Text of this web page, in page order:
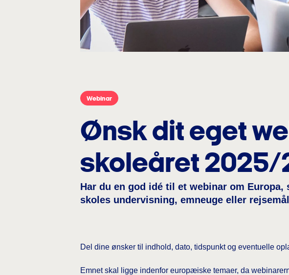
Webinar
Ønsk dit eget
skoleåret 2025/
Har du en god idé til et webinar om Europa,
skoles undervisning, emneuge eller
Del dine ønsker til indhold, dato, tidspunkt og eventuelle
Emnet skal ligge indenfor europæiske temaer, da